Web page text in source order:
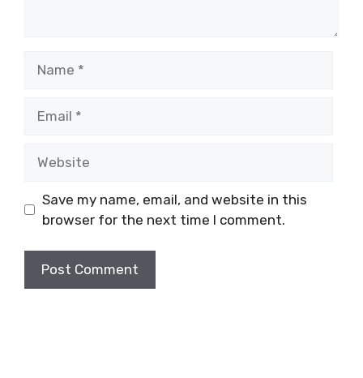
Save my name, email, and website in this
browser for the next time I comment.